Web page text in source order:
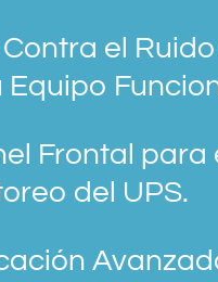
el
Equipo
Frontal para
del UPS.